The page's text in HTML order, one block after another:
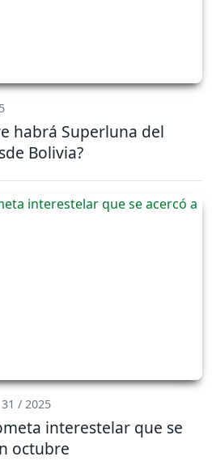
habrá Superluna del
Bolivia?
/ 2025
interestelar que se
octubre